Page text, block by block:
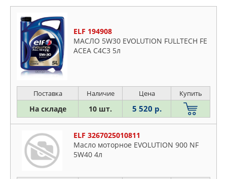
ELF 194908
МАСЛО 5W30 EVOLUTION FULLTECH FE
ACEA C4С3 5л
Поставка Наличие Цена Купить
На складе 10 шт. 5 520 р.
ELF 3267025010811
Масло моторное EVOLUTION 900 NF
5W40 4л